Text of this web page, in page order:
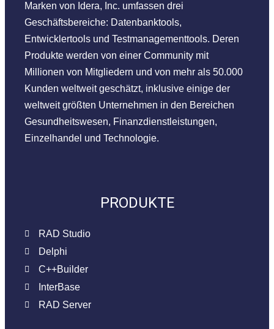
Marken von Idera, Inc. umfassen drei
Geschäftsbereiche: Datenbanktools,
Entwicklertools und Testmanagementtools. Deren
Produkte werden von einer Community mit
Millionen von Mitgliedern und von mehr als 50.000
Kunden weltweit geschätzt, inklusive einige der
weltweit größten Unternehmen in den Bereichen
Gesundheitswesen, Finanzdienstleistungen,
Einzelhandel und Technologie.
PRODUKTE
RAD Studio
Delphi
C++Builder
InterBase
RAD Server